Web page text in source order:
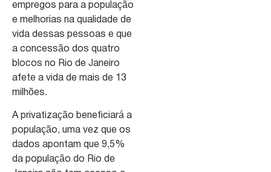
empregos para a população
e melhorias na qualidade de
vida dessas pessoas e que
a concessão dos quatro
blocos no Rio de Janeiro
afete a vida de mais de 13
milhões.
A privatização beneficiará a
população, uma vez que os
dados apontam que 9,5%
da população do Rio de